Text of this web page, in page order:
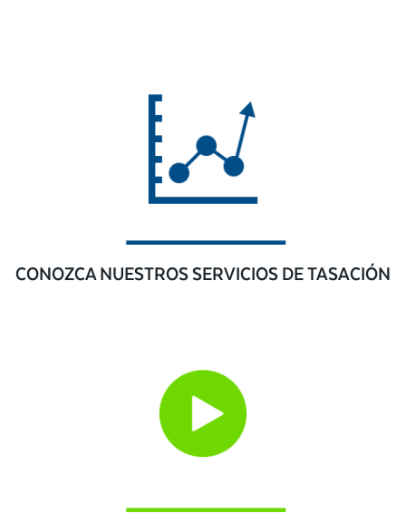
CONOZCA NUESTROS SERVICIOS DE TASACIÓN